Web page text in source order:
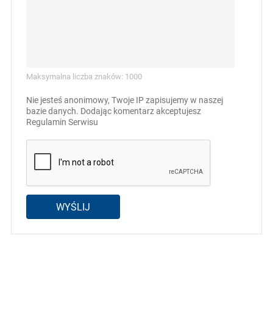
Maksymalna liczba znaków: 1000
Nie jesteś anonimowy, Twoje IP zapisujemy w naszej
bazie danych. Dodając komentarz akceptujesz
Regulamin Serwisu
WYŚLIJ